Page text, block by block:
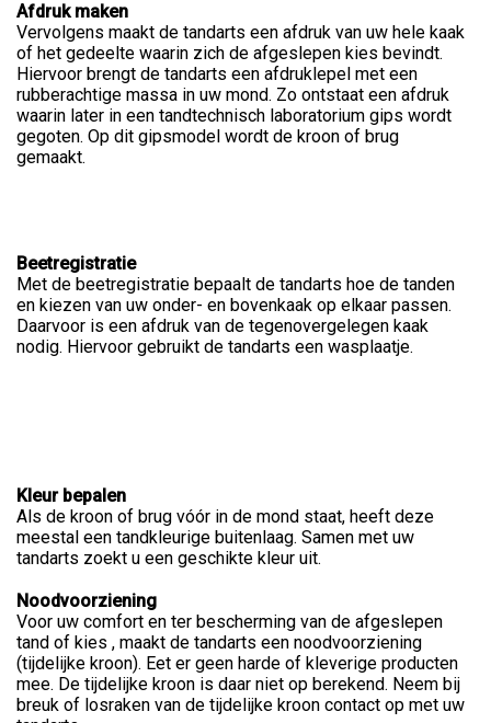
Afdruk maken
Vervolgens maakt de tandarts een afdruk van uw hele kaak
of het gedeelte waarin zich de afgeslepen kies bevindt.
Hiervoor brengt de tandarts een afdruklepel met een
rubberachtige massa in uw mond. Zo ontstaat een afdruk
waarin later in een tandtechnisch laboratorium gips wordt
gegoten. Op dit gipsmodel wordt de kroon of brug
gemaakt.
Beetregistratie
Met de beetregistratie bepaalt de tandarts hoe de tanden
en kiezen van uw onder- en bovenkaak op elkaar passen.
Daarvoor is een afdruk van de tegenovergelegen kaak
nodig. Hiervoor gebruikt de tandarts een wasplaatje.
Kleur bepalen
Als de kroon of brug vóór in de mond staat, heeft deze
meestal een tandkleurige buitenlaag. Samen met uw
tandarts zoekt u een geschikte kleur uit.
Noodvoorziening
Voor uw comfort en ter bescherming van de afgeslepen
tand of kies , maakt de tandarts een noodvoorziening
(tijdelijke kroon). Eet er geen harde of kleverige producten
mee. De tijdelijke kroon is daar niet op berekend. Neem bij
breuk of losraken van de tijdelijke kroon contact op met uw